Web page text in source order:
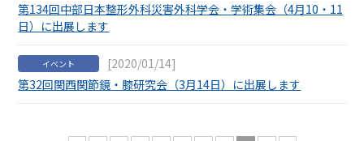
第134回中部日本整形外科災害外科学会・学術集会（4月10・11
日）に出展します
イベント
[2020/01/14]
第32回関西関節鏡・膝研究会（3月14日）に出展します